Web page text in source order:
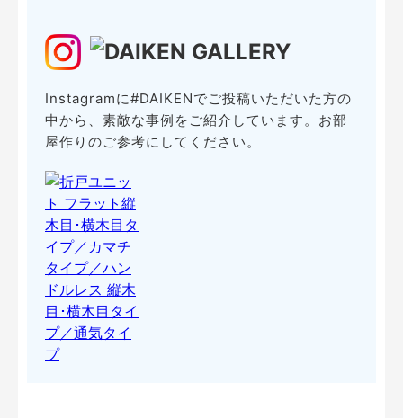
Instagramに#DAIKENでご投稿いただいた方の
中から、素敵な事例をご紹介しています。お部
屋作りのご参考にしてください。